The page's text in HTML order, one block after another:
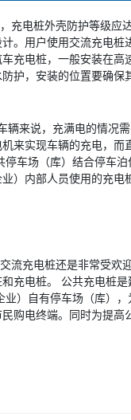
充电桩外壳防护等级应
。用户使用交流充电桩
充电桩，一般安装在
护，安装的位置要确
辆来说，充满电的情况
来实现车辆的充电，
车场（库）结合停车
）内部人员使用的充电
流充电桩还是非常受欢
充电桩。 公共充电桩
业）自有停车场（库）
购电终端。同时为提